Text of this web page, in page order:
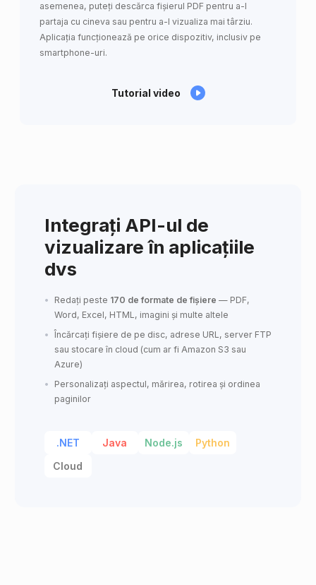
asemenea, puteți descărca fișierul PDF pentru a-l
partaja cu cineva sau pentru a-l vizualiza mai târziu.
Aplicația funcționează pe orice dispozitiv, inclusiv pe
smartphone-uri.
Tutorial video
Integrați API-ul de
vizualizare în aplicațiile
dvs
Redați peste 170 de formate de fișiere — PDF,
Word, Excel, HTML, imagini și multe altele
Încărcați fișiere de pe disc, adrese URL, server FTP
sau stocare în cloud (cum ar fi Amazon S3 sau
Azure)
Personalizați aspectul, mărirea, rotirea și ordinea
paginilor
.NET Java Node.js
Python
Cloud